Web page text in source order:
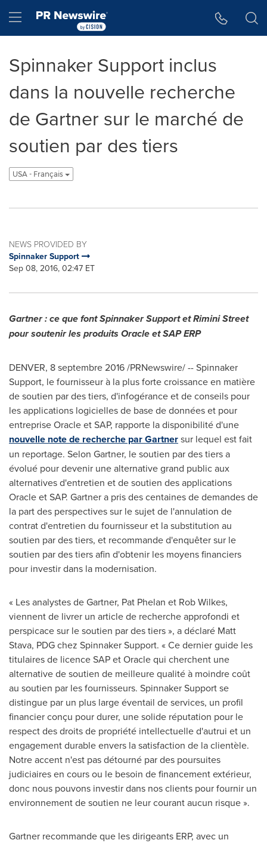
Hamburger menu
Spinnaker Support inclus
dans la nouvelle recherche
de Gartner sur le marché de
soutien par des tiers
USA - Français
NEWS PROVIDED BY
Spinnaker Support
Sep 08, 2016, 02:47 ET
Gartner : ce que font Spinnaker Support et Rimini Street
pour soutenir les produits Oracle et SAP ERP
DENVER, 8 septembre 2016 /PRNewswire/ -- Spinnaker
Support, le fournisseur à la plus forte croissance en matière
de soutien par des tiers, d'infogérance et de conseils pour
les applications logicielles de base de données et pour
entreprise Oracle et SAP, rapporte la disponibilité d'une
nouvelle note de recherche par Gartnersur lequel est fait
un reportage. Selon Gartner, le soutien par des tiers a
évolué pour devenir une alternative grand public aux
alternatives d'entretien et de soutien des applications
Oracle et SAP. Gartner a pris des centaines de demandes de
la part des perspectives sur le sujet de l'annulation de
contrat d'entretien du fournisseur et la substitution au
soutien par des tiers, et recommande d'enquêter sur le
soutien par des tiers afin d'obtenir les moyens financiers
pour investir dans la modernisation.
« Les analystes de Gartner, Pat Phelan et Rob Wilkes,
viennent de livrer un article de recherche approfondi et
perspicace sur le soutien par des tiers », a déclaré Matt
Stava, PDG chez Spinnaker Support. « Ce dernier guide les
titulaires de licence SAP et Oracle qui cherchent une
alternative de soutien de meilleure qualité à moindre coût
au soutien par les fournisseurs. Spinnaker Support se
distingue par un plus large éventail de services, un profil
financier conçu pour durer, une solide réputation pour le
respect des droits de propriété intellectuelle d'autrui et un
engagement durable envers la satisfaction de la clientèle.
Notre accent n'est pas détourné par des poursuites
judiciaires en cours ou le besoin de financement extérieur,
donc nous pouvons investir dans nos clients pour fournir un
environnement de soutien ne leur courant aucun risque ».
Gartner recommande que les dirigeants ERP, avec un